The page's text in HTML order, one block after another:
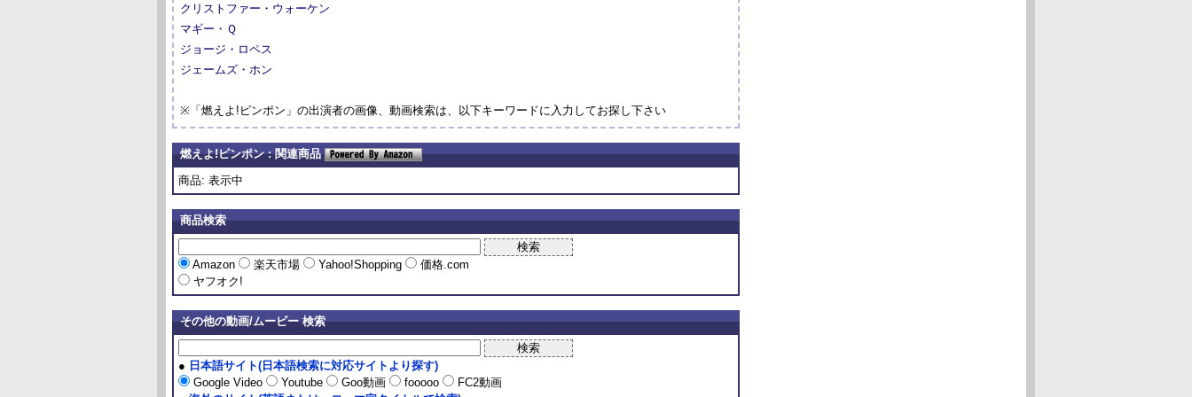
クリストファー・ウォーケン
マギー・Ｑ
ジョージ・ロペス
ジェームズ・ホン
※「燃えよ!ピンポン」の出演者の画像、動画検索は、以下キーワードに入力してお探し下さい
燃えよ!ピンポン : 関連商品
商品: 表示中
商品検索
Amazon 楽天市場 Yahoo!Shopping
価格.com
ヤフオク!
その他の動画/ムービー 検索
● 日本語サイト(日本語検索に対応サイトより探す)
Google Video
Youtube Goo動画 fooooo
FC2動画